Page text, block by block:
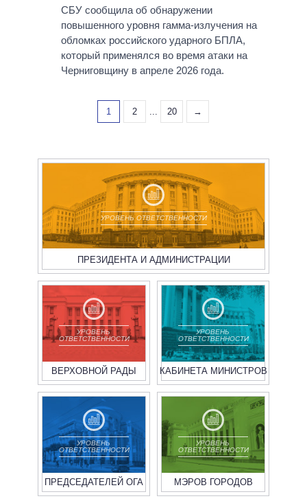
СБУ сообщила об обнаружении
повышенного уровня гамма-излучения на
обломках российского ударного БПЛА,
который применялся во время атаки на
Черниговщину в апреле 2026 года.
1 2 ... 20 →
УРОВЕНЬ ОТВЕТСТВЕННОСТИ
ПРЕЗИДЕНТА И АДМИНИСТРАЦИИ
УРОВЕНЬ
ОТВЕТСТВЕННОСТИ
ВЕРХОВНОЙ РАДЫ
УРОВЕНЬ
ОТВЕТСТВЕННОСТИ
КАБИНЕТА МИНИСТРОВ
УРОВЕНЬ
ОТВЕТСТВЕННОСТИ
ПРЕДСЕДАТЕЛЕЙ ОГА
УРОВЕНЬ
ОТВЕТСТВЕННОСТИ
МЭРОВ ГОРОДОВ